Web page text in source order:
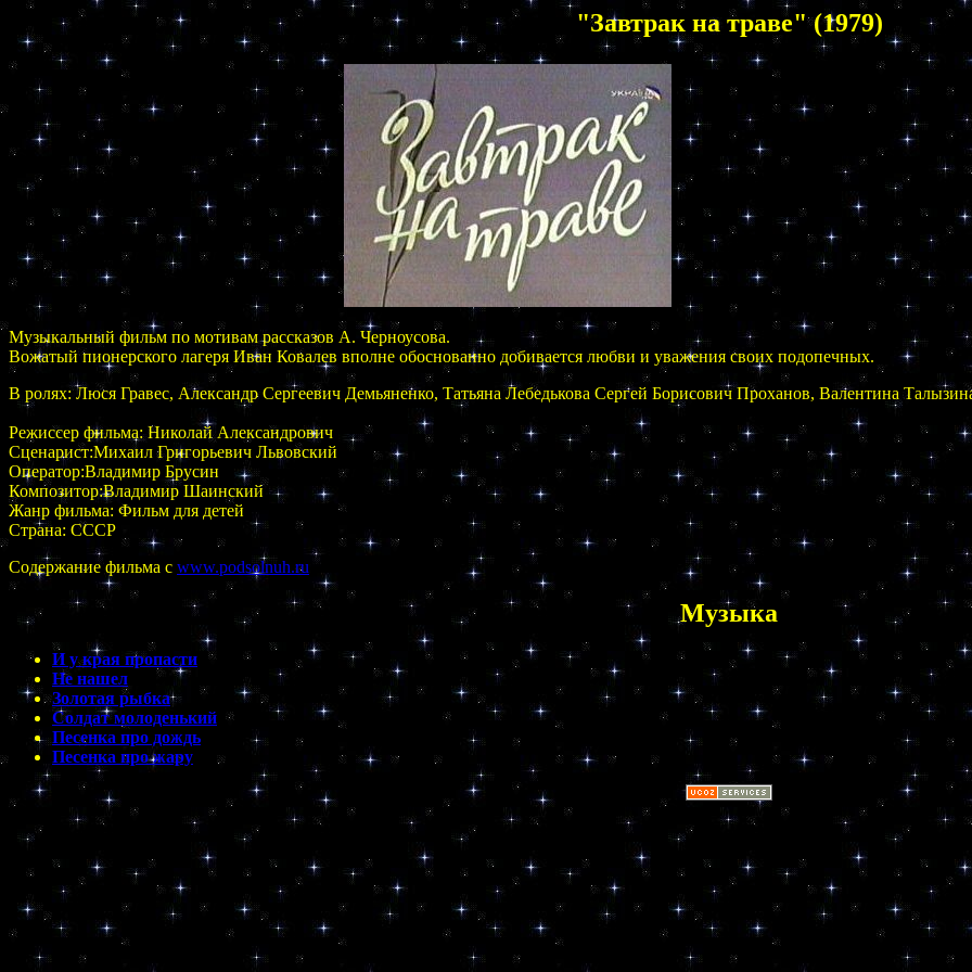
"Завтрак на траве" (1979)
Mузыкальный фильм по мотивам рассказов А. Черноусова.
Вожатый пионерского лагеря Иван Ковалев вполне обоснованно добивается любви и уважения своих подопечных.
В ролях: Люся Гравес, Александр Сергеевич Демьяненко, Татьяна Лебедькова Сергей Борисович Проханов, Валентина
Режисcер фильма: Николай Александрович
Сценарист:Михаил Григорьевич Львовский
Оператор:Владимир Брусин
Композитор:Владимир Шаинский
Жанр фильма: Фильм для детей
Страна: СССР
Содержание фильма с www.podsolnuh.ru
Музыка
И у края пропасти
Не нашел
Золотая рыбка
Солдат молоденький
Песенка про дождь
Песенка про жару